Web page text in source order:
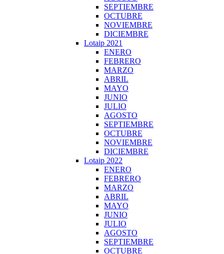
SEPTIEMBRE
OCTUBRE
NOVIEMBRE
DICIEMBRE
Lotaip 2021
ENERO
FEBRERO
MARZO
ABRIL
MAYO
JUNIO
JULIO
AGOSTO
SEPTIEMBRE
OCTUBRE
NOVIEMBRE
DICIEMBRE
Lotaip 2022
ENERO
FEBRERO
MARZO
ABRIL
MAYO
JUNIO
JULIO
AGOSTO
SEPTIEMBRE
OCTUBRE